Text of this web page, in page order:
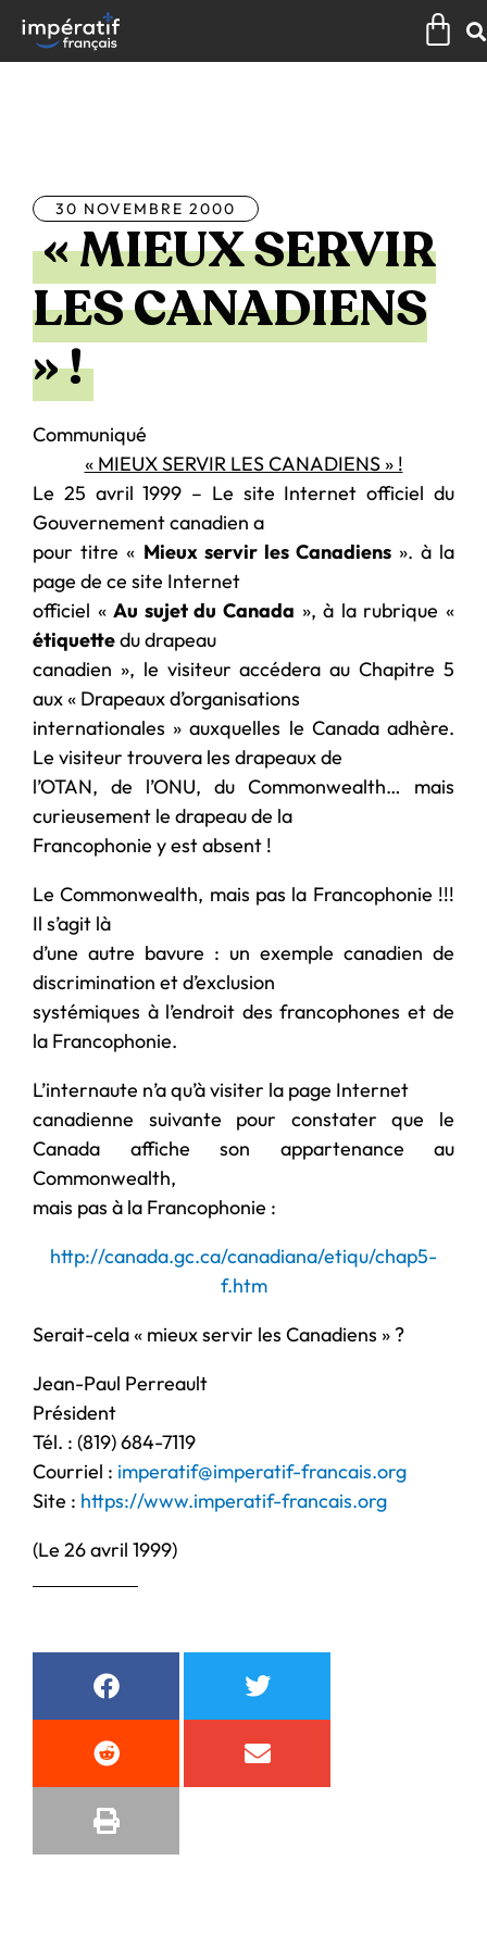
contenu
30 NOVEMBRE 2000
« MIEUX SERVIR
LES CANADIENS
» !
Communiqué
« MIEUX SERVIR LES CANADIENS » !
Le 25 avril 1999 – Le site Internet officiel du
Gouvernement canadien a
pour titre « Mieux servir les Canadiens ». à la
page de ce site Internet
officiel «Au sujet du Canada », à la rubrique «
étiquettedu drapeau
canadien », le visiteur accédera au Chapitre 5
aux « Drapeaux d’organisations
internationales » auxquelles le Canada adhère.
Le visiteur trouvera les drapeaux de
l’OTAN, de l’ONU, du Commonwealth… mais
curieusement le drapeau de la
Francophonie y est absent !
Le Commonwealth, mais pas la Francophonie !!!
Il s’agit là
d’une autre bavure : un exemple canadien de
discrimination et d’exclusion
systémiques à l’endroit des francophones et de
la Francophonie.
L’internaute n’a qu’à visiter la page Internet
canadienne suivante pour constater que le
Canada affiche son appartenance au
Commonwealth,
mais pas à la Francophonie :
http://canada.gc.ca/canadiana/etiqu/chap5-
f.htm
Serait-cela « mieux servir les Canadiens » ?
Jean-Paul Perreault
Président
Tél. : (819) 684-7119
Courriel : imperatif@imperatif-francais.org
Site : https://www.imperatif-francais.org
(Le 26 avril 1999)